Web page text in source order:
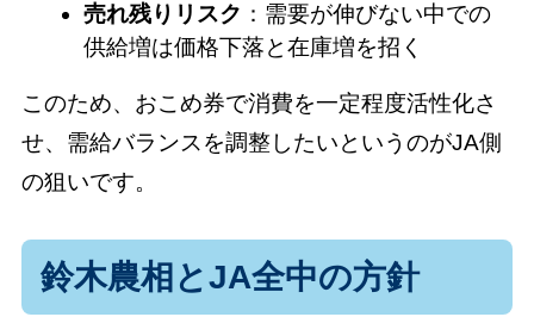
売れ残りリスク ：需要が伸びない中での
供給増は価格下落と在庫増を招く
このため、おこめ券で消費を一定程度活性化さ
せ、需給バランスを調整したいというのがJA側
の狙いです。
鈴木農相とJA全中の方針